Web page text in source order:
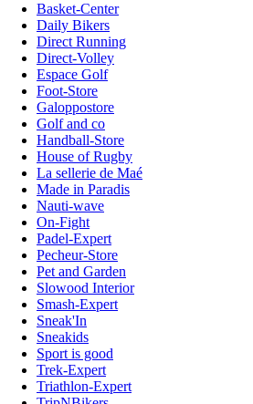
Basket-Center
Daily Bikers
Direct Running
Direct-Volley
Espace Golf
Foot-Store
Galoppostore
Golf and co
Handball-Store
House of Rugby
La sellerie de Maé
Made in Paradis
Nauti-wave
On-Fight
Padel-Expert
Pecheur-Store
Pet and Garden
Slowood Interior
Smash-Expert
Sneak'In
Sneakids
Sport is good
Trek-Expert
Triathlon-Expert